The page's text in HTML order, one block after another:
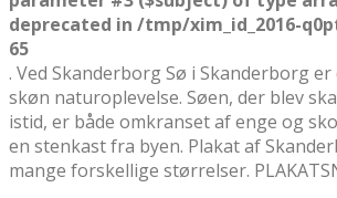
deprecated in /tmp/xim_id_2016-
65
. Ved Skanderborg Sø i Skanderborg
skøn naturoplevelse. Søen, der blev
istid, er både omkranset af enge og
en stenkast fra byen. Plakat af
mange forskellige størrelser.